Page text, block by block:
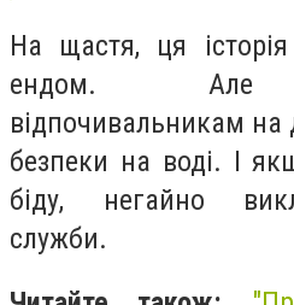
На щастя, ця історія
ендом. Але
відпочивальникам на
безпеки на воді. І
біду, негайно
служби.